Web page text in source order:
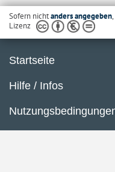
Sofern nichtanders angegeben
Lizenz
Startseite
Hilfe / Infos